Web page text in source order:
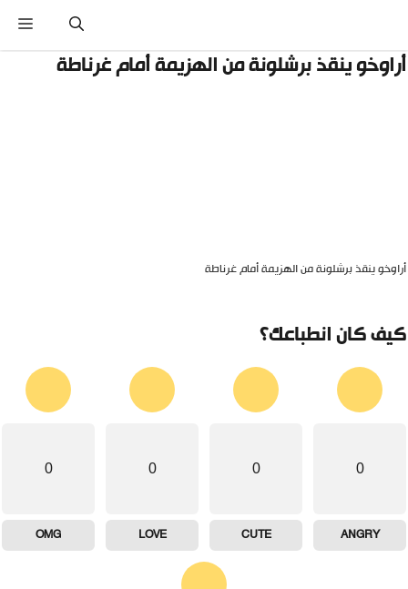
ينقذ برشلونة من الهزيمة أمام غرناطة
ينقذ برشلونة من الهزيمة أمام غرناطة
كان انطباعك؟
0
ANGRY
0
CUTE
0
LOVE
0
OMG